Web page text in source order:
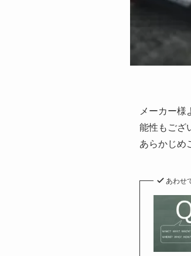
メーカー様
能性もござ
あらかじめ
あわせ